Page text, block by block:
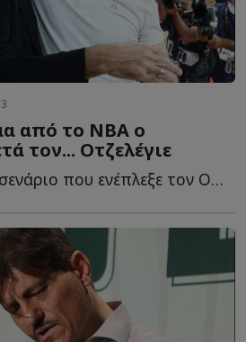
από το NBA ο
τον... Οτζελέγιε
Ένα μεταγραφικό σενάριο που ενέπλεξε τον Ολυμπιακό κ...